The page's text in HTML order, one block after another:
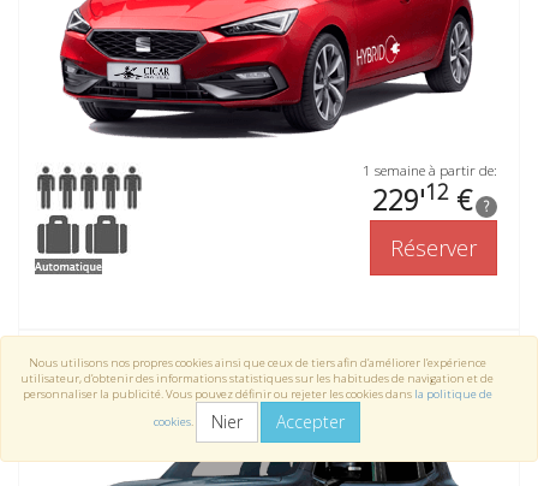
1 semaine à partir de:
229'12 € ?
Réserver
JEEP RENEGADEou similaire
Nous utilisons nos propres cookies ainsi que ceux de tiers afin d’améliorer l’expérience
utilisateur, d’obtenir des informations statistiques sur les habitudes de navigation et de
personnaliser la publicité. Vous pouvez définir ou rejeter les cookies dans la politique de
cookies
Nier Accepter